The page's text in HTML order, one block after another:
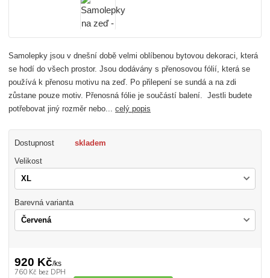
Samolepky jsou v dnešní době velmi oblíbenou bytovou dekoraci, která
se hodí do všech prostor. Jsou dodávány s přenosovou fólií, která se
používá k přenosu motivu na zeď. Po přilepení se sundá a na zdi
zůstane pouze motiv. Přenosná fólie je součástí balení. Jestli budete
potřebovat jiný rozměr nebo...celý popis
Dostupnost skladem
Velikost
Barevná varianta
920 Kč/ks
760 Kč bez DPH